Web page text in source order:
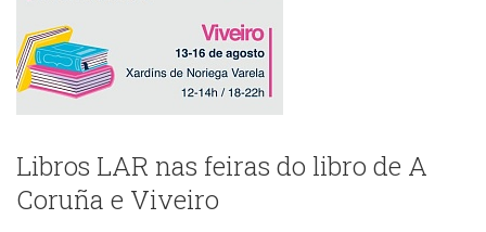
Libros LAR nas feiras do libro de A
Coruña e Viveiro